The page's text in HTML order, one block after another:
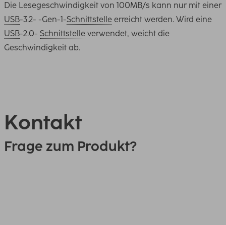
Die Lesegeschwindigkeit von 100MB/s kann nur mit einer
USB-3.2- -Gen-1-Schnittstelle erreicht werden. Wird eine
USB-2.0- Schnittstelle verwendet, weicht die
Geschwindigkeit ab.
Kontakt
Frage zum Produkt?